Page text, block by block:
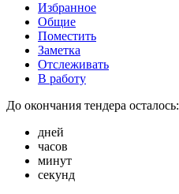
Избранное
Общие
Поместить
Заметка
Отслеживать
В работу
До окончания тендера осталось:
дней
часов
минут
секунд